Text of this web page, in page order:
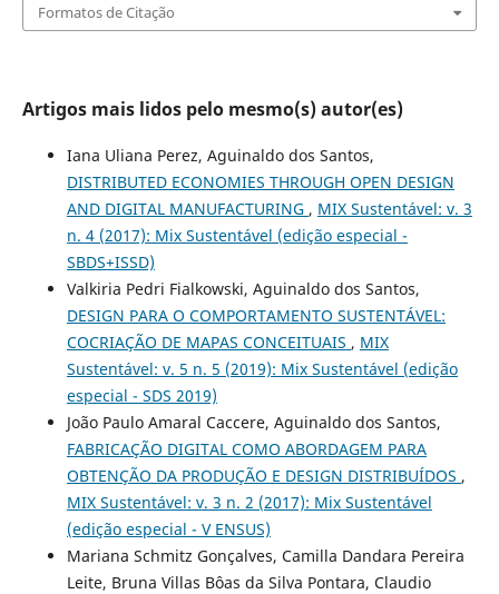
Formatos de Citação
Artigos mais lidos pelo mesmo(s) autor(es)
Iana Uliana Perez, Aguinaldo dos Santos,
DISTRIBUTED ECONOMIES THROUGH OPEN DESIGN
AND DIGITAL MANUFACTURING , MIX Sustentável: v. 3
n. 4 (2017): Mix Sustentável (edição especial -
SBDS+ISSD)
Valkiria Pedri Fialkowski, Aguinaldo dos Santos,
DESIGN PARA O COMPORTAMENTO SUSTENTÁVEL:
COCRIAÇÃO DE MAPAS CONCEITUAIS , MIX
Sustentável: v. 5 n. 5 (2019): Mix Sustentável (edição
especial - SDS 2019)
João Paulo Amaral Caccere, Aguinaldo dos Santos,
FABRICAÇÃO DIGITAL COMO ABORDAGEM PARA
OBTENÇÃO DA PRODUÇÃO E DESIGN DISTRIBUÍDOS ,
MIX Sustentável: v. 3 n. 2 (2017): Mix Sustentável
(edição especial - V ENSUS)
Mariana Schmitz Gonçalves, Camilla Dandara Pereira
Leite, Bruna Villas Bôas da Silva Pontara, Claudio